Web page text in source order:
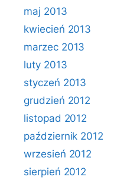
maj 2013
kwiecień 2013
marzec 2013
luty 2013
styczeń 2013
grudzień 2012
listopad 2012
październik 2012
wrzesień 2012
sierpień 2012